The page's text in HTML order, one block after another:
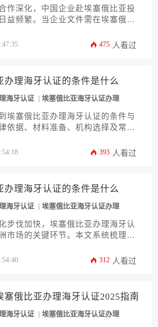
作深化，中国企业赴埃塞俄比亚投
益频繁。当企业文件需在埃塞俄比
塞俄比亚办理海牙认证最新攻略，
障文件法律效力，助力海外业务顺
475 人看过
办理海牙认证的条件是什么
海牙认证 埃塞俄比亚海牙认证办理
埃塞俄比亚办理海牙认证的条件与
依据、材料准备、机构选择及常见
建议，助力企业高效完成涉外文件
393 人看过
办理海牙认证的条件是什么
海牙认证 埃塞俄比亚海牙认证办理
步伐加快，埃塞俄比亚办理海牙认
市场的关键环节。本文系统梳理了
证机构权限等基础要求，并深入解
律冲突的实用方案，助力企业高效
规化流程。
312 人看过
塞俄比亚办理海牙认证2025指南
海牙认证 埃塞俄比亚海牙认证办理